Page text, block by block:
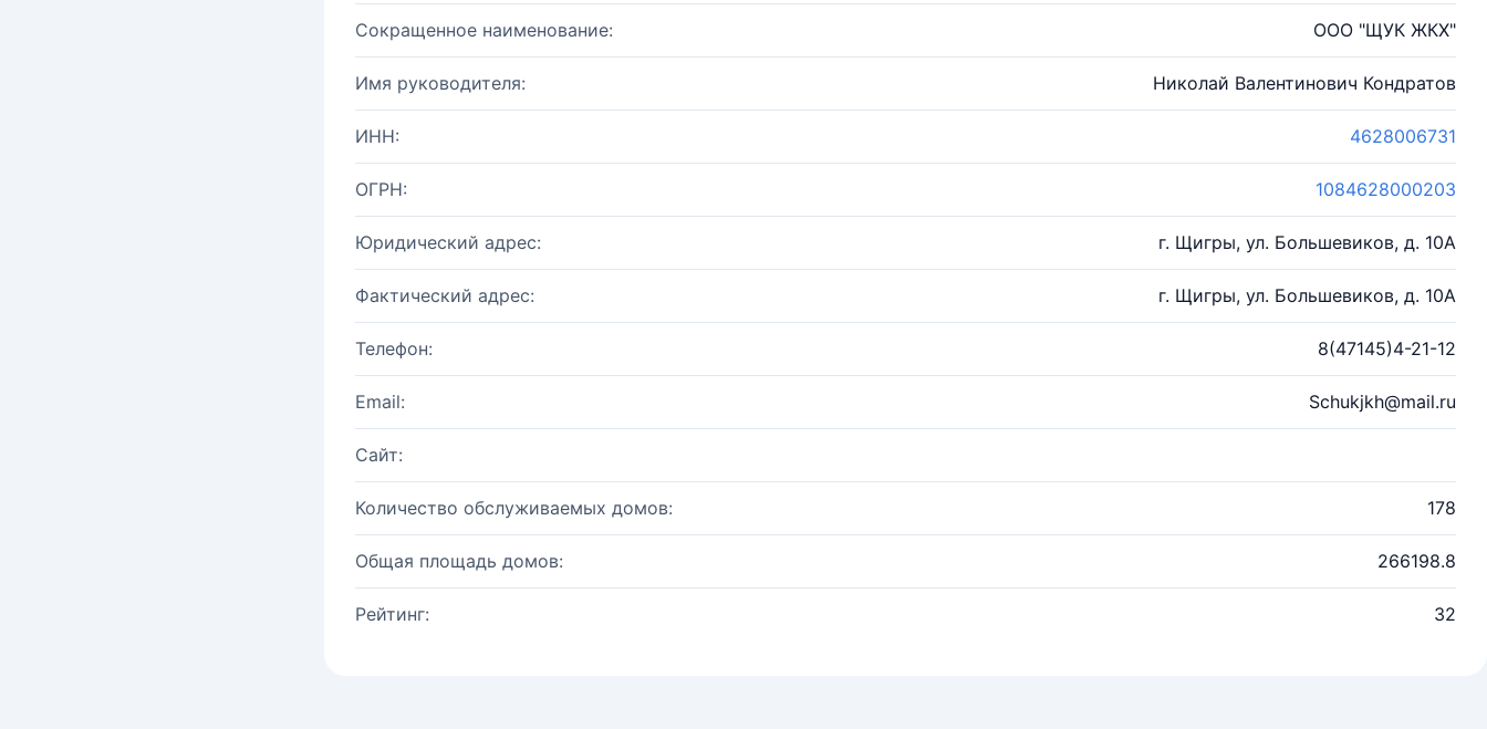
Сокращенное наименование: ООО "ЩУК ЖКХ"
Имя руководителя: Николай Валентинович Кондратов
ИНН: 4628006731
ОГРН: 1084628000203
Юридический адрес: г. Щигры, ул. Большевиков, д. 10А
Фактический адрес: г. Щигры, ул. Большевиков, д. 10А
Телефон: 8(47145)4-21-12
Email: Schukjkh@mail.ru
Сайт:
Количество обслуживаемых домов: 178
Общая площадь домов: 266198.8
Рейтинг: 32